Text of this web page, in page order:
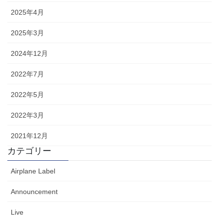
2025年4月
2025年3月
2024年12月
2022年7月
2022年5月
2022年3月
2021年12月
カテゴリー
Airplane Label
Announcement
Live